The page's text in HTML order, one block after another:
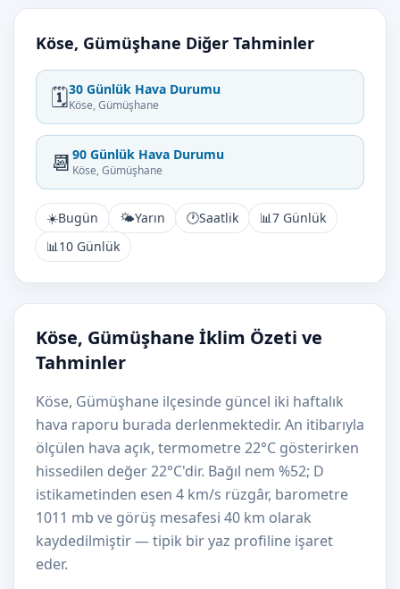
Köse, Gümüşhane Diğer Tahminler
🗓️30 Günlük Hava Durumu
Köse, Gümüşhane
📆 90 Günlük Hava Durumu
Köse, Gümüşhane
☀️Bugün 🌤️Yarın 🕐Saatlik 📊7 Günlük
📊10 Günlük
Köse, Gümüşhane İklim Özeti ve
Tahminler
Köse, Gümüşhane ilçesinde güncel iki haftalık
hava raporu burada derlenmektedir. An itibarıyla
ölçülen hava açık, termometre 22°C gösterirken
hissedilen değer 22°C'dir. Bağıl nem %52; D
istikametinden esen 4 km/s rüzgâr, barometre
1011 mb ve görüş mesafesi 40 km olarak
kaydedilmiştir — tipik bir yaz profiline işaret
eder.